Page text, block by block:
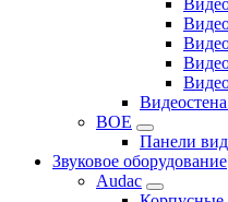
BOE
Панели
Звуковое оборудование
Audac